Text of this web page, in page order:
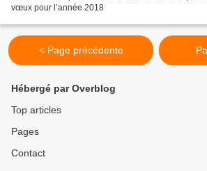
vœux pour l’année 2018
< Page précédente
Hébergé par Overblog
Top articles
Pages
Contact